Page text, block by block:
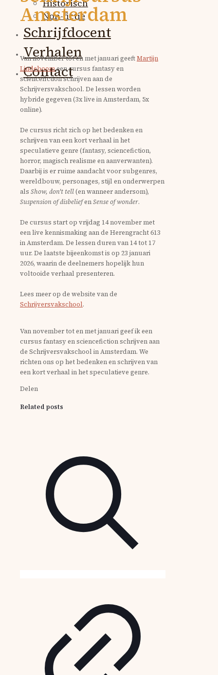
Historisch
Non-fictie
Schrijfdocent
Verhalen
Contact
Amsterdam
Van november tot en met januari geeftMartijn
Lindeboomeen cursus fantasy en
sciencefiction schrijven aan de
Schrijversvakschool. De lessen worden
hybride gegeven (3x live in Amsterdam, 5x
online).
De cursus richt zich op het bedenken en
schrijven van een kort verhaal in het
speculatieve genre (fantasy, sciencefiction,
horror, magisch realisme en aanverwanten).
Daarbij is er ruime aandacht voor subgenres,
wereldbouw, personages, stijl en onderwerpen
als Show, don't tell(en wanneer andersom),
Suspension of disbeliefenSense of wonder.
De cursus start op vrijdag 14 november met
een live kennismaking aan de Herengracht 613
in Amsterdam. De lessen duren van 14 tot 17
uur. De laatste bijeenkomst is op 23 januari
2026, waarin de deelnemers hopelijk hun
voltooide verhaal presenteren.
Lees meer op de website van de
Schrijversvakschool.
Van november tot en met januari geef ik een
cursus fantasy en sciencefiction schrijven aan
de Schrijversvakschool in Amsterdam. We
richten ons op het bedenken en schrijven van
een kort verhaal in het speculatieve genre.
Delen
Related posts